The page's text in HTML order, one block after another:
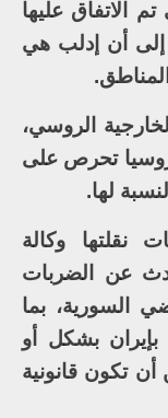
الاتفاق عليها
إلى أن إدلب هي
الروسي،
روسيا تحرص على
لها.
نقلتها وكالة
عن الضربات
السورية، بما
بشكل أو
تكون قانونية